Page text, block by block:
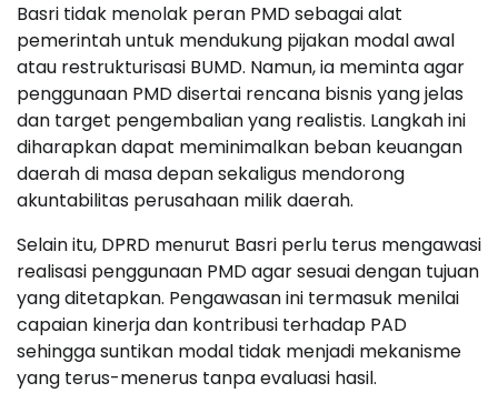
Basri tidak menolak peran PMD sebagai alat
pemerintah untuk mendukung pijakan modal awal
atau restrukturisasi BUMD. Namun, ia meminta agar
penggunaan PMD disertai rencana bisnis yang jelas
dan target pengembalian yang realistis. Langkah ini
diharapkan dapat meminimalkan beban keuangan
daerah di masa depan sekaligus mendorong
akuntabilitas perusahaan milik daerah.
Selain itu, DPRD menurut Basri perlu terus mengawasi
realisasi penggunaan PMD agar sesuai dengan tujuan
yang ditetapkan. Pengawasan ini termasuk menilai
capaian kinerja dan kontribusi terhadap PAD
sehingga suntikan modal tidak menjadi mekanisme
yang terus-menerus tanpa evaluasi hasil.